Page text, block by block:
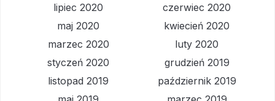
lipiec 2020
czerwiec 2020
maj 2020
kwiecień 2020
marzec 2020
luty 2020
styczeń 2020
grudzień 2019
listopad 2019
październik 2019